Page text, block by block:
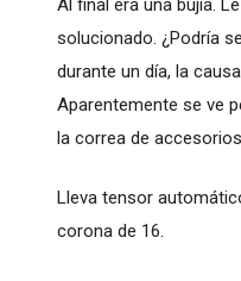
Al final era una bujía.
solucionado. ¿Podría
durante un día, la
Aparentemente se ve
la correa de
Lleva tensor
corona de 16.